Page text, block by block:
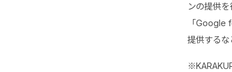
ンの提供
「
提供するな